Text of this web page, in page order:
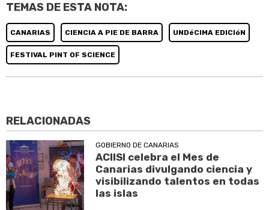
TEMAS DE ESTA NOTA:
CANARIAS CIENCIA A PIE DE BARRA UNDéCIMA EDICIóN
FESTIVAL PINT OF SCIENCE
RELACIONADAS
GOBIERNO DE CANARIAS
ACIISI celebra el Mes de
Canarias divulgando ciencia y
visibilizando talentos en todas
las islas